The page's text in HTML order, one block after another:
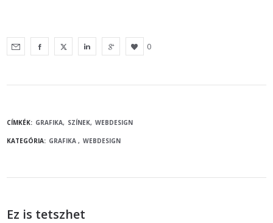
0
CÍMKÉK: GRAFIKA SZÍNEK WEBDESIGN
KATEGÓRIA: GRAFIKA WEBDESIGN
Ez is tetszhet